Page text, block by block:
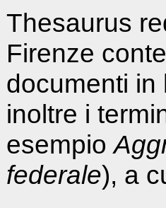
Thesaurus
Firenze
documenti in
inoltre i
esempio
federale), a